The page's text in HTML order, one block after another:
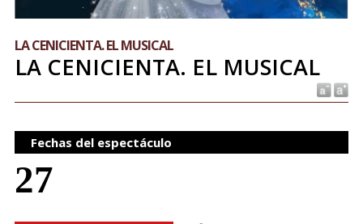
LA CENICIENTA. EL MUSICAL
LA CENICIENTA. EL MUSICAL
Fechas del espectáculo
27